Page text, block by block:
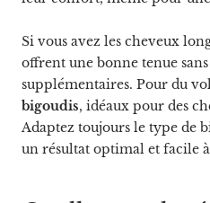
Si vous avez les cheveux
offrent une bonne tenue sans
supplémentaires. Pour du
bigoudis, idéaux pour des
Adaptez toujours le type de
un résultat optimal et facile